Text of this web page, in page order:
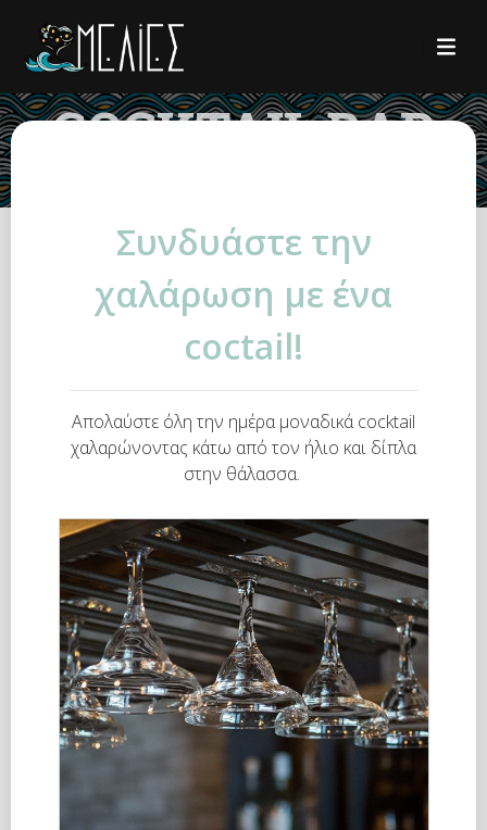
COCKTAIL BAR
Συνδυάστε την
χαλάρωση με ένα
coctail!
Απολαύστε όλη την ημέρα μοναδικά cocktail
χαλαρώνοντας κάτω από τον ήλιο και δίπλα
στην θάλασσα.